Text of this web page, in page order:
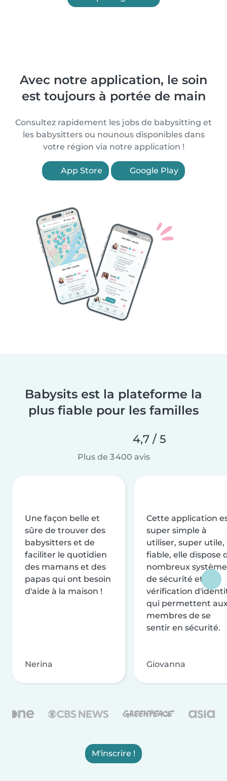
Avec notre application, le soin
est toujours à portée de main
Consultez rapidement les jobs de babysitting et
les babysitters ou nounous disponibles dans
votre région via notre application !
App Store Google Play
Babysits est la plateforme la
plus fiable pour les familles
4,7 / 5
Plus de 3 400 avis
Une façon belle et
sûre de trouver des
babysitters et de
faciliter le quotidien
des mamans et des
papas qui ont besoin
d'aide à la maison !
Nerina
Cette application
super simple à
utiliser, super utile,
fiable, elle dispose
nombreux
de sécurité et de
vérification
qui permettent
membres de se
sentir en sécurité.
Giovanna
M'inscrire !